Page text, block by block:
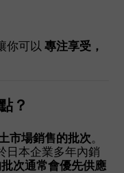
你可以 專注享受，
？
市場銷售的批次。
日本企業多年內銷
次通常會優先供應